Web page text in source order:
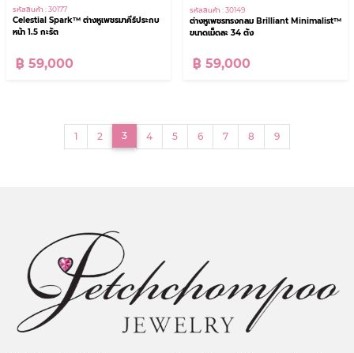
รหัสสินค้า : 30177
Celestial Spark™ ต่างหูเพชรมาคีร์ประกบ
หน้า 1.5 กะรัต
฿ 59,000
รหัสสินค้า : 30149
ต่างหูเพชรทรงกลม Brilliant Minimalist™
ขนาดเม็ดละ 34 ตัง
฿ 59,000
1 2 3(current)
4 5 6 7 8 9